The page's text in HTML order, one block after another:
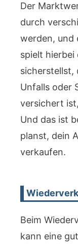
Der
durch
werden, und
spielt hierbei
sicherstellst,
Unfalls oder
versichert
Und das ist
planst, dein
verkaufen.
Beim
kann eine